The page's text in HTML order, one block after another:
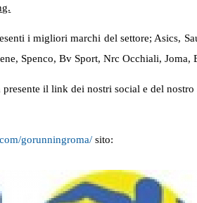
i migliori marchi del settore; Asics,
Spenco, Bv Sport, Nrc Occhiali,
il link dei nostri social e del nostro
gorunningroma/ sito: